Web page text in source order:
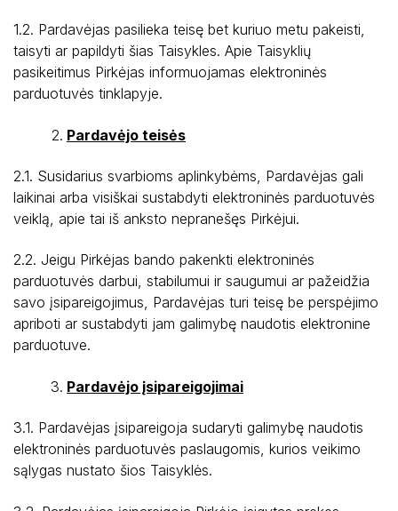
Remontas ir priežiūra
Krautuvų nuoma
1.2. Pardavėjas pasilieka teisę bet kuriuo metu pakeisti,
taisyti ar papildyti šias Taisykles. Apie Taisyklių
pasikeitimus Pirkėjas informuojamas elektroninės
parduotuvės tinklapyje.
Pardavėjo teisės
2.1. Susidarius svarbioms aplinkybėms, Pardavėjas gali
laikinai arba visiškai sustabdyti elektroninės parduotuvės
veiklą, apie tai iš anksto nepranešęs Pirkėjui.
2.2. Jeigu Pirkėjas bando pakenkti elektroninės
parduotuvės darbui, stabilumui ir saugumui ar pažeidžia
savo įsipareigojimus, Pardavėjas turi teisę be perspėjimo
apriboti ar sustabdyti jam galimybę naudotis elektronine
parduotuve.
Pardavėjo įsipareigojimai
3.1. Pardavėjas įsipareigoja sudaryti galimybę naudotis
elektroninės parduotuvės paslaugomis, kurios veikimo
sąlygas nustato šios Taisyklės.